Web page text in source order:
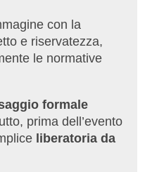
con la
e riservatezza,
le normative
formale
prima dell’evento
liberatoria da